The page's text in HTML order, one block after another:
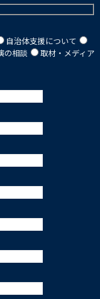
自治体支援について
の相談
取材・メディア